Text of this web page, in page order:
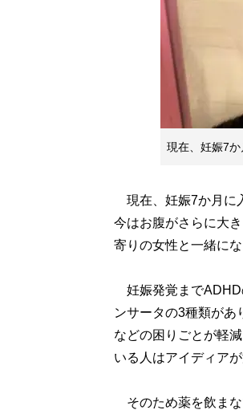
現在、妊娠7か
現在、妊娠7か月に
今はお腹がさらに大
寄りの女性と一緒に
妊娠発覚までADHD
ンサータの3種類があ
などの困りごとが軽
いる人はアイディア
そのため薬を飲まな